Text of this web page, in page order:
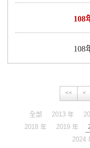
108
108
<< <
全部 2013 年
2018 年
2019 年
2024